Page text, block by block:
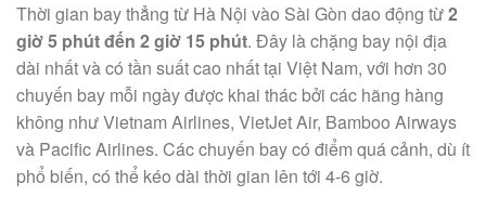
Thời gian bay thẳng từ Hà Nội vào Sài Gòn dao động từ2
giờ 5 phút đến 2 giờ 15 phút. Đây là chặng bay nội địa
dài nhất và có tần suất cao nhất tại Việt Nam, với hơn 30
chuyến bay mỗi ngày được khai thác bởi các hãng hàng
không như Vietnam Airlines, VietJet Air, Bamboo Airways
và Pacific Airlines. Các chuyến bay có điểm quá cảnh, dù ít
phổ biến, có thể kéo dài thời gian lên tới 4-6 giờ.